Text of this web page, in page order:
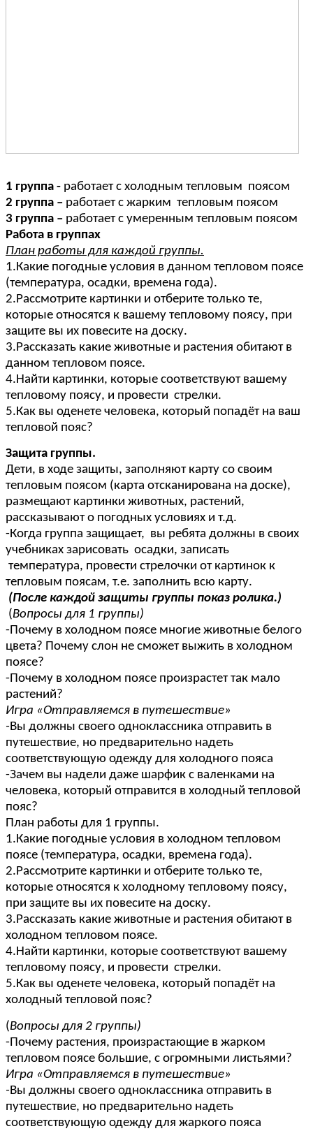
1 группа - работает с холодным тепловым поясом
2 группа – работает с жарким тепловым поясом
3 группа – работает с умеренным тепловым поясом
Работа в группах
План работы для каждой группы.
1.Какие погодные условия в данном тепловом поясе
(температура, осадки, времена года).
2.Рассмотрите картинки и отберите только те,
которые относятся к вашему тепловому поясу, при
защите вы их повесите на доску.
3.Рассказать какие животные и растения обитают в
данном тепловом поясе.
4.Найти картинки, которые соответствуют вашему
тепловому поясу, и провести стрелки.
5.Как вы оденете человека, который попадёт на ваш
тепловой пояс?
Защита группы.
Дети, в ходе защиты, заполняют карту со своим
тепловым поясом (карта отсканирована на доске),
размещают картинки животных, растений,
рассказывают о погодных условиях и т.д.
-Когда группа защищает, вы ребята должны в своих
учебниках зарисовать осадки, записать
температура, провести стрелочки от картинок к
тепловым поясам, т.е. заполнить всю карту.
(После каждой защиты группы показ ролика.)
(Вопросы для 1 группы)
-Почему в холодном поясе многие животные белого
цвета? Почему слон не сможет выжить в холодном
поясе?
-Почему в холодном поясе произрастет так мало
растений?
Игра «Отправляемся в путешествие»
-Вы должны своего одноклассника отправить в
путешествие, но предварительно надеть
соответствующую одежду для холодного пояса
-Зачем вы надели даже шарфик с валенками на
человека, который отправится в холодный тепловой
пояс?
План работы для 1 группы.
1.Какие погодные условия в холодном тепловом
поясе (температура, осадки, времена года).
2.Рассмотрите картинки и отберите только те,
которые относятся к холодному тепловому поясу,
при защите вы их повесите на доску.
3.Рассказать какие животные и растения обитают в
холодном тепловом поясе.
4.Найти картинки, которые соответствуют вашему
тепловому поясу, и провести стрелки.
5.Как вы оденете человека, который попадёт на
холодный тепловой пояс?
(Вопросы для 2 группы)
-Почему растения, произрастающие в жарком
тепловом поясе большие, с огромными листьями?
Игра «Отправляемся в путешествие»
-Вы должны своего одноклассника отправить в
путешествие, но предварительно надеть
соответствующую одежду для жаркого пояса